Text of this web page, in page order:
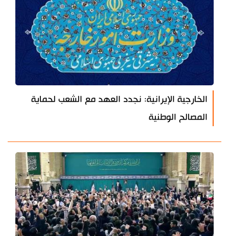
الخارجية الإيرانية: نجدد العهد مع الشعب لحماية
المصالح الوطنية